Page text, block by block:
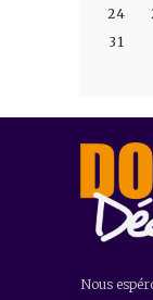
24
31
Nous